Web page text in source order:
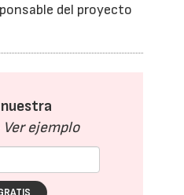
del proyecto
Ver ejemplo